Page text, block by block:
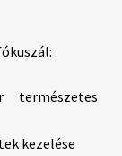
kezelése